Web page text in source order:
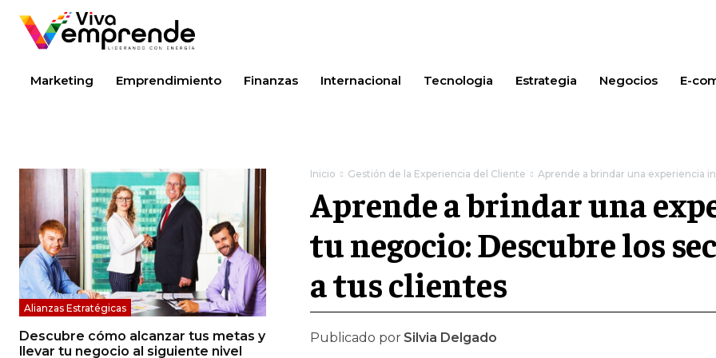
Marketing Emprendimiento Finanzas Internacional Tecnologia Estrategia Negocios E-
Alianzas Estratégicas
Descubre cómo alcanzar tus metas y
llevar tu negocio al siguiente nivel
Inicio Gestión de la Experiencia del Cliente Aprende a brindar una experiencia
Aprende a brindar una
tu negocio: Descubre los
a tus clientes
Publicado por Silvia Delgado